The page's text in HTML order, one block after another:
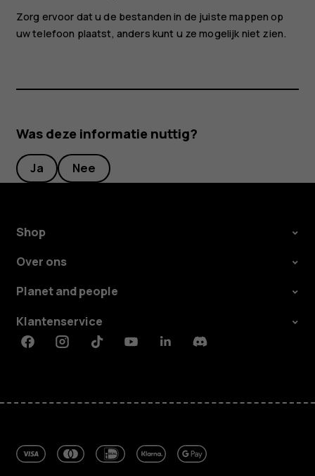
Zorg ervoor dat u de bestanden in de juiste mappen op
uw telefoon plaatst, anders kunt u ze mogelijk niet zien.
Was deze informatie nuttig?
Ja Nee
Shop
Over ons
Planet and people
Klantenservice
FacebookInstagramTiktokYoutubeLinkedinDiscord